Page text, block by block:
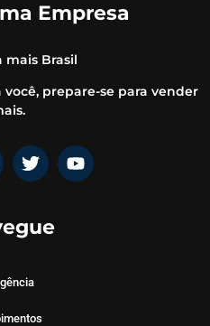
Empresa
mais Brasil
você, prepare-se para vender